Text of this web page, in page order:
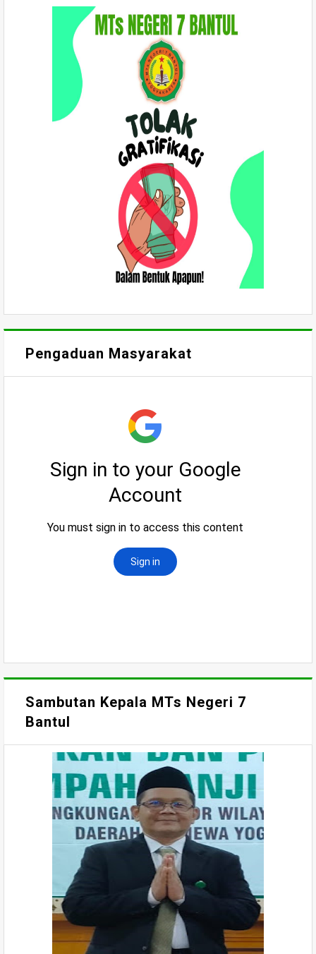
Pengaduan Masyarakat
Sambutan Kepala MTs Negeri 7
Bantul